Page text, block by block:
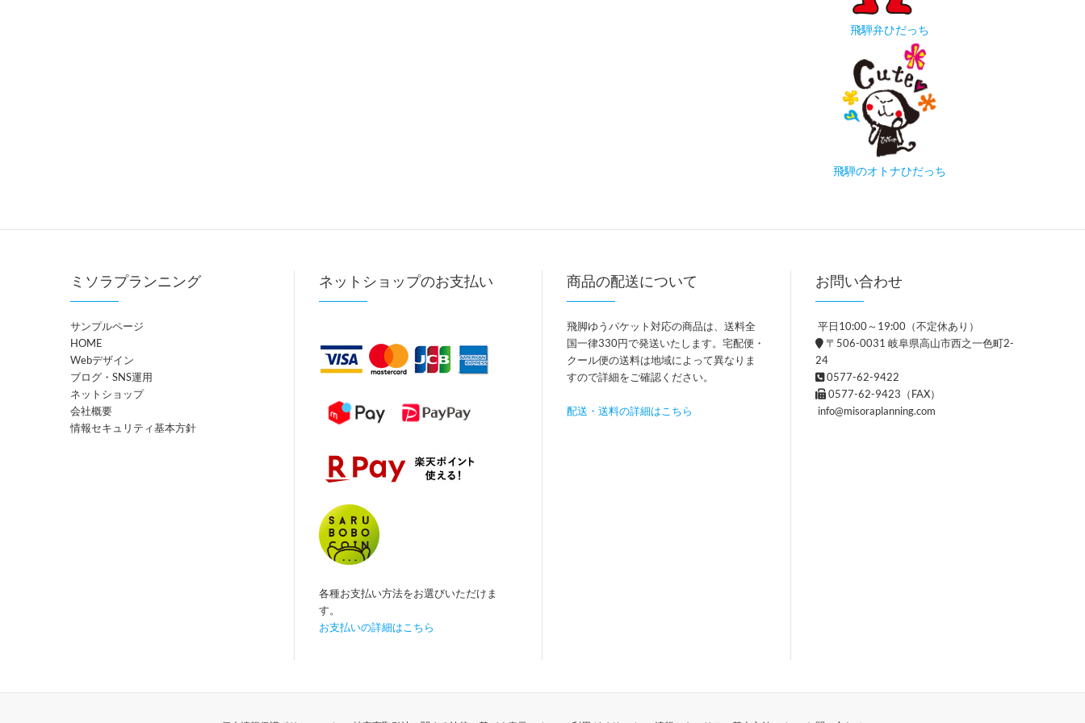
飛騨弁ひだっち
飛騨のオトナひだっち
ミソラプランニング
サンプルページ
HOME
Webデザイン
ブログ・SNS運用
ネットショップ
会社概要
情報セキュリティ基本方針
ネットショップのお支払い
各種お支払い方法をお選びいただけま
す。
お支払いの詳細はこちら
商品の配送について
飛脚ゆうパケット対応の商品は、送料全
国一律330円で発送いたします。宅配便・
クール便の送料は地域によって異なりま
すので詳細をご確認ください。
配送・送料の詳細はこちら
お問い合わせ
平日10:00～19:00（不定休あり）
〒506-0031 岐阜県高山市西之一色町2-
24
0577-62-9422
0577-62-9423（FAX）
info@misoraplanning.com